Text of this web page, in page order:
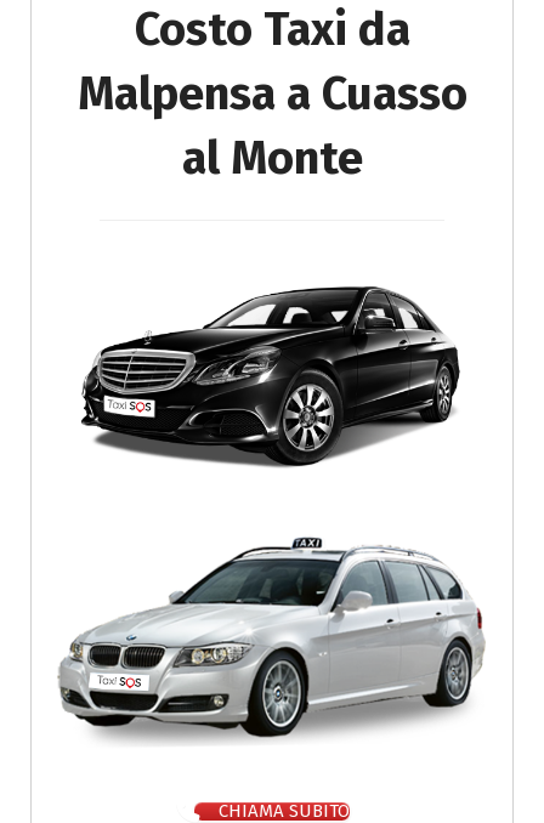
Costo Taxi da
Malpensa a Cuasso
al Monte
CHIAMA SUBITO